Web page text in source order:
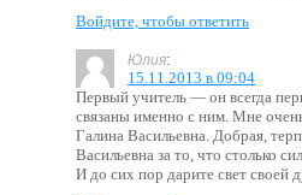
Войдите, чтобы ответить
Юлия:
15.11.2013 в 09:04
Первый учитель — он всегда
связаны именно с ним. Мне
Галина Васильевна. Добрая,
Васильевна за то, что столько
И до сих пор дарите свет своей